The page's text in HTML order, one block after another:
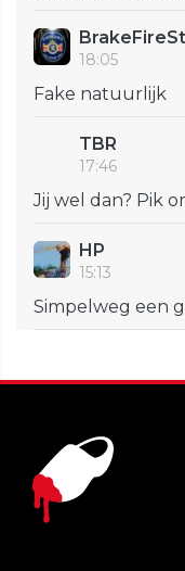
18:05
Fake natuurlijk
TBR
17:46
Jij wel dan? Pik
HP
15:13
Simpelweg een